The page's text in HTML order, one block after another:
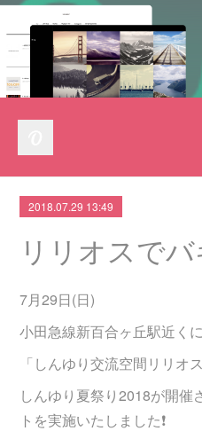
2018.07.29 13:49
リリオスでバ
7月29日(日)
小田急線新百合ヶ丘駅近く
「しんゆり交流空間リリオ
しんゆり夏祭り2018が開催
トを実施いたしました❗️